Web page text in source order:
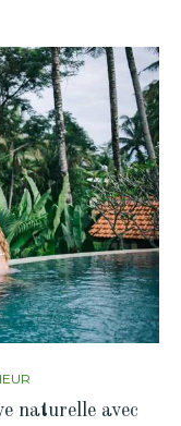
naturelle avec